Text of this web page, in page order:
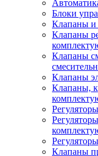
Блоки
Клапаны и
Клапаны
Клапаны
Клапаны
Клапаны,
Клапаны